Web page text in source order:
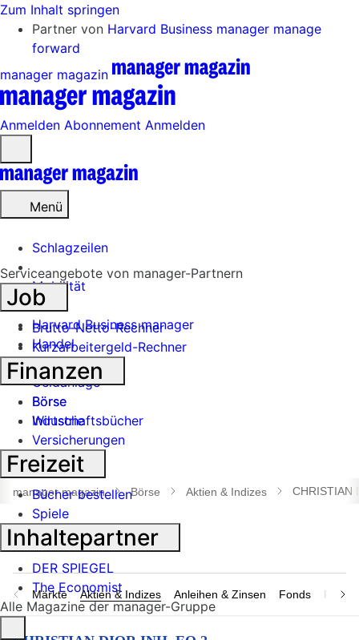
Zum Inhalt springen
Partner von Harvard Business manager manage
forward
manager magazin
Anmelden Abonnement Anmelden
öffnen
Menü
Schlagzeilen
Mobilität
Tech
Harvard Business manager
Handel
Banken
Geldanlage
Börse
Industrie
Suche
öffnen
manager magazin Börse Aktien & Indizes CHRISTIAN
Märkte Aktien & Indizes Anleihen & Zinsen Fonds
Serviceangebote von manager-Partnern
Job
Brutto-Netto-Rechner
Kurzarbeitergeld-Rechner
Finanzen
Börse
Wirtschaftsbücher
Versicherungen
Freizeit
Bücher bestellen
Spiele
Inhaltepartner
DER SPIEGEL
The Economist
Alle Magazine der manager-Gruppe